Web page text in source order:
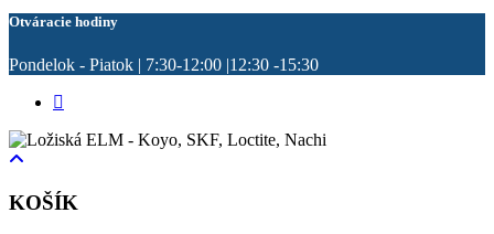
Otváracie hodiny
Pondelok - Piatok | 7:30-12:00 |12:30 -15:30
KOŠÍK